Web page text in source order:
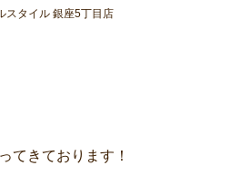
タイル 銀座5丁目店
てきております！